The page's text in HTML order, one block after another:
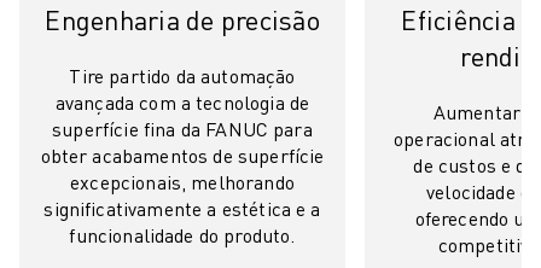
ATENDIMENTO AO CLIENTE
FANUC PLANS
CAMPO & MANUTENÇÃO
SUPORTE TÉCNICO REMOTO
PEÇAS DE SUBSTITUIÇÃO
REMANUFACTURAÇÃO
FERRAMENTAS DIGITAIS DE SERVIÇO
E-STORE
Engenharia de precisão
Tire partido da automação
avançada com a tecnologia de
superfície fina da FANUC para
obter acabamentos de superfície
excepcionais, melhorando
significativamente a estética e a
funcionalidade do produto.
Eficiência
Aumentar a
operacional
de custos e
velocidade
oferecendo